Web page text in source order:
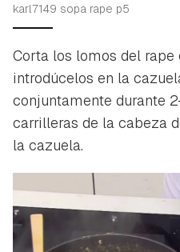
karl7149 sopa rape p5
Corta los lomos del rape
introdúcelos en la
conjuntamente durante
carrilleras de la cabeza
la cazuela.